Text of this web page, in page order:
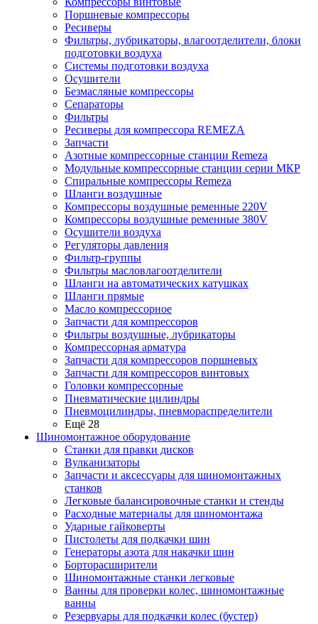
Поршневые компрессоры
Ресиверы
Фильтры, лубрикаторы, влагоотделители, блоки
подготовки воздуха
Системы подготовки воздуха
Осушители
Безмасляные компрессоры
Сепараторы
Фильтры
Ресиверы для компрессора REMEZA
Запчасти
Азотные компрессорные станции Remeza
Модульные компрессорные станции серии МКР
Спиральные компрессоры Remeza
Шланги воздушные
Компрессоры воздушные ременные 220V
Компрессоры воздушные ременные 380V
Осушители воздуха
Регуляторы давления
Фильтр-группы
Фильтры масловлагоотделители
Шланги на автоматических катушках
Шланги прямые
Масло компрессорное
Запчасти для компрессоров
Фильтры воздушные, лубрикаторы
Компрессорная арматура
Запчасти для компрессоров поршневых
Запчасти для компрессоров винтовых
Головки компрессорные
Пневматические цилиндры
Пневмоцилиндры, пневмораспределители
Ещё 28
Шиномонтажное оборудование
Станки для правки дисков
Вулканизаторы
Запчасти и аксессуары для шиномонтажных
станков
Легковые балансировочные станки и стенды
Расходные материалы для шиномонтажа
Ударные гайковерты
Пистолеты для подкачки шин
Генераторы азота для накачки шин
Борторасширители
Шиномонтажные станки легковые
Ванны для проверки колес, шиномонтажные
ванны
Резервуары для подкачки колес (бустер)